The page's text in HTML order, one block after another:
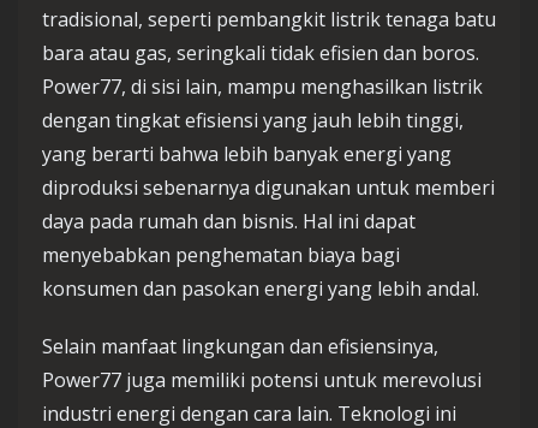
tradisional, seperti pembangkit listrik tenaga batu
bara atau gas, seringkali tidak efisien dan boros.
Power77, di sisi lain, mampu menghasilkan listrik
dengan tingkat efisiensi yang jauh lebih tinggi,
yang berarti bahwa lebih banyak energi yang
diproduksi sebenarnya digunakan untuk memberi
daya pada rumah dan bisnis. Hal ini dapat
menyebabkan penghematan biaya bagi
konsumen dan pasokan energi yang lebih andal.
Selain manfaat lingkungan dan efisiensinya,
Power77 juga memiliki potensi untuk merevolusi
industri energi dengan cara lain. Teknologi ini